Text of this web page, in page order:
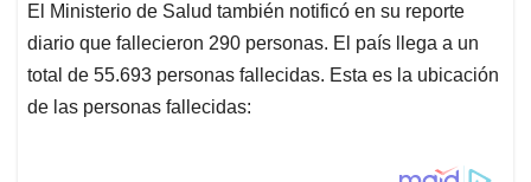
El Ministerio de Salud también notificó en su reporte
diario que fallecieron 290 personas. El país llega a un
total de 55.693 personas fallecidas. Esta es la ubicación
de las personas fallecidas: